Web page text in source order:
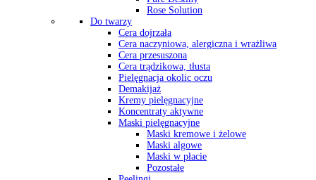
Rose Solution
Do twarzy
Cera dojrzała
Cera naczyniowa, alergiczna i wrażliwa
Cera przesuszona
Cera trądzikowa, tłusta
Pielęgnacja okolic oczu
Demakijaż
Kremy pielęgnacyjne
Koncentraty aktywne
Maski pielęgnacyjne
Maski kremowe i żelowe
Maski algowe
Maski w płacie
Pozostałe